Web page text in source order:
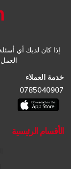
إذا كان لديك أي أسئلة
العمل لدينا من 9:00 حتي
خدمة العملاء
0785040907
الأقسام الرئيسية